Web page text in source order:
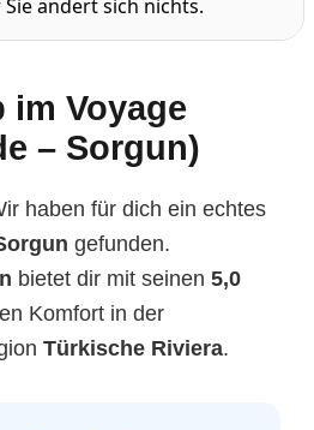
Sie ändert sich nichts.
im Voyage
– Sorgun)
haben für dich ein echtes
gefunden.
bietet dir mit seinen 5,0
Komfort in der
Türkische Riviera.